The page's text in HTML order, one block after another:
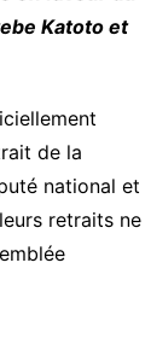
Katoto et
de la
national et
retraits ne